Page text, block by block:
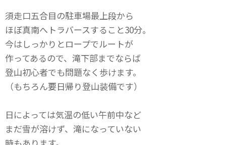
須走口五合目の駐車場最上段から
ほぼ真南へトラバースすること30分。
今はしっかりとロープでルートが
作ってあるので、滝下部までならば
登山初心者でも問題なく歩けます。
（もちろん要日帰り登山装備です）
日によっては気温の低い午前中など
まだ雪が溶けず、滝になっていない